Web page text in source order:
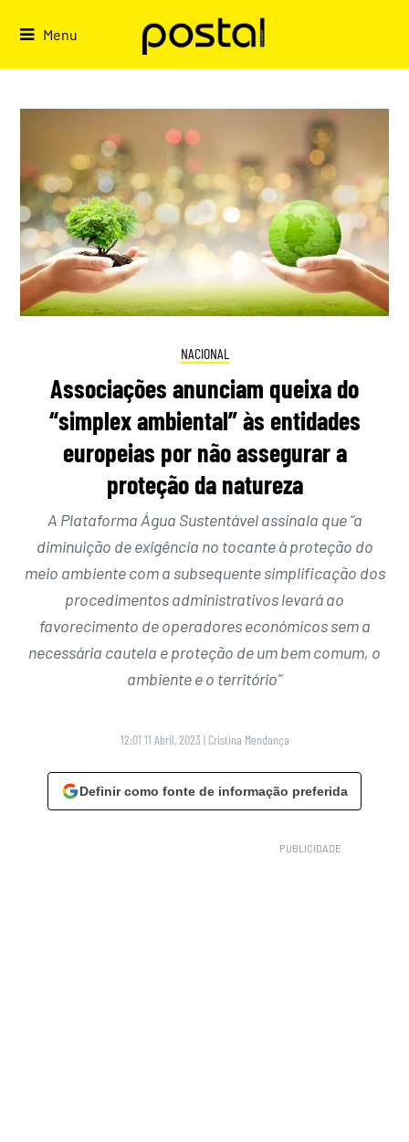
Menu
NACIONAL
Associações anunciam queixa do
“simplex ambiental” às entidades
europeias por não assegurar a
proteção da natureza
A Plataforma Água Sustentável assinala que “a
diminuição de exigência no tocante à proteção do
meio ambiente com a subsequente simplificação dos
procedimentos administrativos levará ao
favorecimento de operadores económicos sem a
necessária cautela e proteção de um bem comum, o
ambiente e o território”
12:01 11 Abril, 2023 | Cristina Mendonça
Definir como fonte de informação preferida